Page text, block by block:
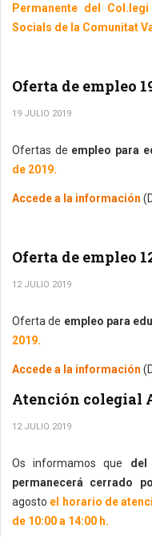
Permanente del
Socials de la Comunitat
Oferta de empleo
19 JULIO 2019
Ofertas de empleo para
de 2019.
Accede a la información
Oferta de empleo
12 JULIO 2019
Oferta de empleo para
2019.
Accede a la información
Atención colegial
12 JULIO 2019
Os informamos que del
permanecerá cerrado
agosto el horario de
de 10:00 a 14:00 h.